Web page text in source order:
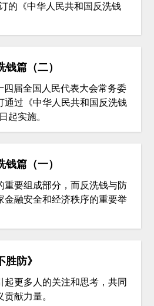
的《中华人民共和国反洗钱
篇（二）
四届全国人民代表大会常务委
通过《中华人民共和国反洗钱
起实施。
篇（一）
重要组成部分，而反洗钱与防
金融安全和经济秩序的重要举
防》
起更多人的关注和思考，共同
献力量。